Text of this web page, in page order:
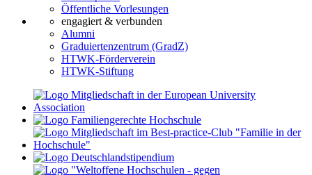
Öffentliche Vorlesungen
engagiert & verbunden
Alumni
Graduiertenzentrum (GradZ)
HTWK-Förderverein
HTWK-Stiftung